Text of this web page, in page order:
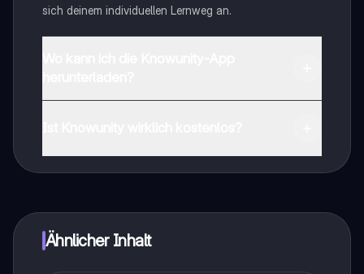
sich deinem individuellen Lernweg an.
Ähnlicher Inhalt